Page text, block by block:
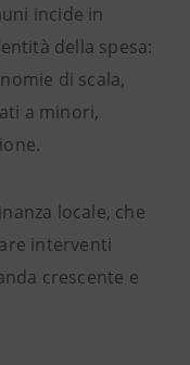
incide in
della spesa:
di scala,
a minori,
locale, che
interventi
crescente e